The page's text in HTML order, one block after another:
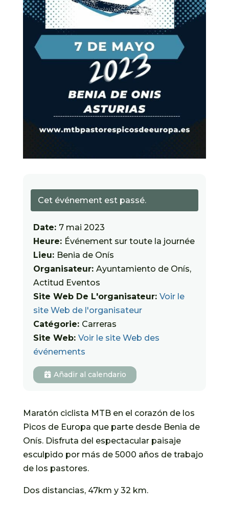
Cet événement est passé.
Date: 7 mai 2023
Heure: Événement sur toute la journée
Lieu: Benia de Onís
Organisateur: Ayuntamiento de Onís,
Actitud Eventos
Site Web De L'organisateur: Voir le
site Web de l'organisateur
Catégorie: Carreras
Site Web: Voir le site Web des
événements
Añadir al calendario
Maratón ciclista MTB en el corazón de los
Picos de Europa que parte desde Benia de
Onís. Disfruta del espectacular paisaje
esculpido por más de 5000 años de trabajo
de los pastores.
Dos distancias, 47km y 32 km.